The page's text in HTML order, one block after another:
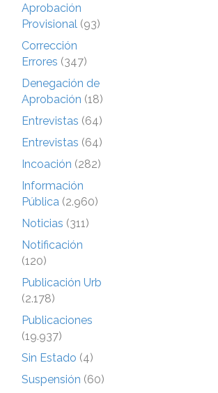
Aprobación
Provisional (93)
Corrección
Errores (347)
Denegación de
Aprobación (18)
Entrevistas (64)
Entrevistas (64)
Incoación (282)
Información
Pública (2.960)
Noticias (311)
Notificación
(120)
Publicación Urb
(2.178)
Publicaciones
(19.937)
Sin Estado (4)
Suspensión (60)